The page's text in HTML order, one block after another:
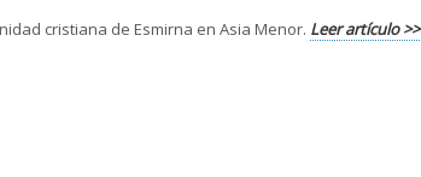
cristiana de Esmirna en Asia Menor. Leer artículo >>